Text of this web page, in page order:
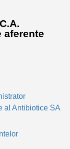
aferente
al Antibiotice SA